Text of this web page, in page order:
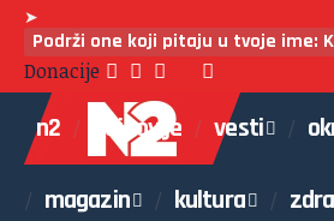
➤
Podrži one koji pitaju u tvoje ime:
Donacije
n2 najnovije vesti
magazin kultura